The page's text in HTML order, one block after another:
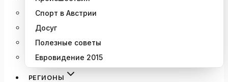
Спорт в Австрии
Досуг
Полезные советы
Евровидение 2015
РЕГИОНЫ